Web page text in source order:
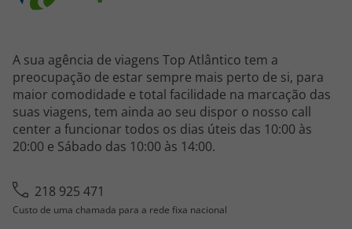
A sua agência de viagens Top Atlântico tem a
preocupação de estar sempre mais perto de si, para
maior comodidade e total facilidade na marcação das
suas viagens, tem ainda ao seu dispor o nosso call
center a funcionar todos os dias úteis das 10:00 às
20:00 e Sábado das 10:00 às 14:00.
218 925 471
Custo de uma chamada para a rede fixa nacional